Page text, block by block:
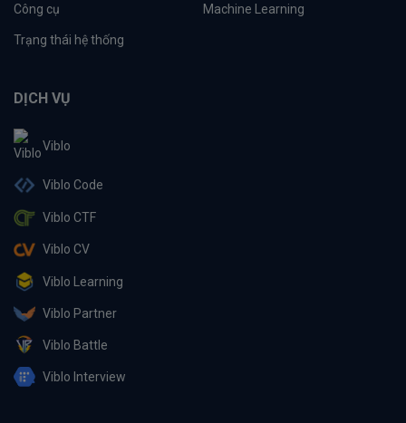
Công cụ Machine Learning
Trạng thái hệ thống
DỊCH VỤ
Viblo
Viblo Code
Viblo CTF
Viblo CV
Viblo Learning
Viblo Partner
Viblo Battle
Viblo Interview